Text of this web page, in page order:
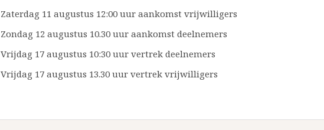
Zaterdag 11 augustus 12:00 uur aankomst vrijwilligers
Zondag 12 augustus 10.30 uur aankomst deelnemers
Vrijdag 17 augustus 10:30 uur vertrek deelnemers
Vrijdag 17 augustus 13.30 uur vertrek vrijwilligers